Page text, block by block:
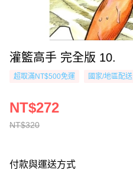
灌籃高手 完全版 10.
超取滿NT$500免運 國家/地區配送
NT$320
NT$272
付款與運送方式